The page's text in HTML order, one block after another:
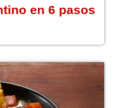
en 6 pasos